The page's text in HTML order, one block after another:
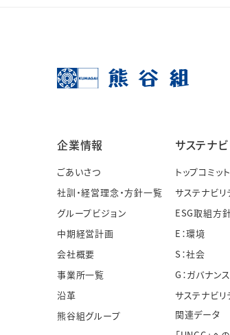
企業情報
ごあいさつ
社訓・経営理念・方針一覧
グループビジョン
中期経営計画
会社概要
事業所一覧
沿革
熊谷組グループ
サステナビ
トップコミッ
サステナビ
ESG取組方
E：環境
S：社会
G：ガバナンス
サステナビリ
関連データ